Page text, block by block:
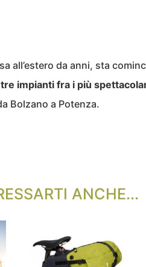
all’estero da anni, sta
tre impianti fra i più
Bolzano a Potenza.
ANCHE...